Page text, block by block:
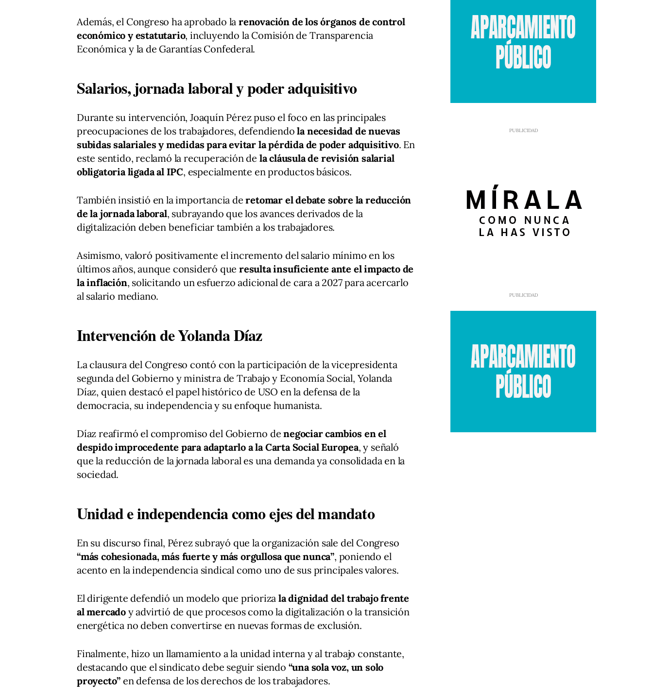
Además, el Congreso ha aprobado la renovación de los órganos de control
económico y estatutario, incluyendo la Comisión de Transparencia
Económica y la de Garantías Confederal.
Salarios, jornada laboral y poder adquisitivo
Durante su intervención, Joaquín Pérez puso el foco en las principales
preocupaciones de los trabajadores, defendiendola necesidad de nuevas
subidas salariales y medidas para evitar la pérdida de poder adquisitivo. En
este sentido, reclamó la recuperación de la cláusula de revisión salarial
obligatoria ligada al IPC, especialmente en productos básicos.
También insistió en la importancia deretomar el debate sobre la reducción
de la jornada laboral, subrayando que los avances derivados de la
digitalización deben beneficiar también a los trabajadores.
Asimismo, valoró positivamente el incremento del salario mínimo en los
últimos años, aunque consideró que resulta insuficiente ante el impacto de
la inflación, solicitando un esfuerzo adicional de cara a 2027 para acercarlo
al salario mediano.
Intervención de Yolanda Díaz
La clausura del Congreso contó con la participación de la vicepresidenta
segunda del Gobierno y ministra de Trabajo y Economía Social, Yolanda
Díaz, quien destacó el papel histórico de USO en la defensa de la
democracia, su independencia y su enfoque humanista.
Díaz reafirmó el compromiso del Gobierno denegociar cambios en el
despido improcedente para adaptarlo a la Carta Social Europea, y señaló
que la reducción de la jornada laboral es una demanda ya consolidada en la
sociedad.
Unidad e independencia como ejes del mandato
En su discurso final, Pérez subrayó que la organización sale del Congreso
“más cohesionada, más fuerte y más orgullosa que nunca”, poniendo el
acento en la independencia sindical como uno de sus principales valores.
El dirigente defendió un modelo que prioriza la dignidad del trabajo frente
al mercado y advirtió de que procesos como la digitalización o la transición
energética no deben convertirse en nuevas formas de exclusión.
Finalmente, hizo un llamamiento a la unidad interna y al trabajo constante,
destacando que el sindicato debe seguir siendo “una sola voz, un solo
proyecto” en defensa de los derechos de los trabajadores.